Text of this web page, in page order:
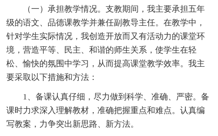
（一）承担教学情况。支教期间，我主要承担五年
级的语文、品德课教学并兼任副教导主任。在教学中，
针对学生实际情况，我创造开放而又有活动力的课堂环
境，营造平等、民主、和谐的师生关系，使学生在轻
松、愉快的氛围中学习，从而提高课堂教学效率。我主
要采取以下措施和方法：
1、备课认真仔细，尽力做到科学、准确、严密。备
课时力求深入理解教材，准确把握重点和难点。认真编
写教案，力争突出新思路、新方法。